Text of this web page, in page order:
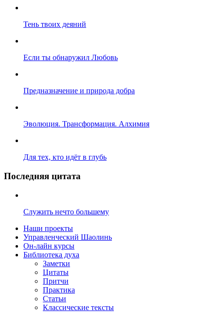
Тень твоих деяний
Если ты обнаружил Любовь
Предназначение и природа добра
Эволюция. Трансформация. Алхимия
Для тех, кто идёт в глубь
Последняя цитата
Служить нечто большему
Наши проекты
Управленческий Шаолинь
Он-лайн курсы
Библиотека духа
Заметки
Цитаты
Притчи
Практика
Статьи
Классические тексты